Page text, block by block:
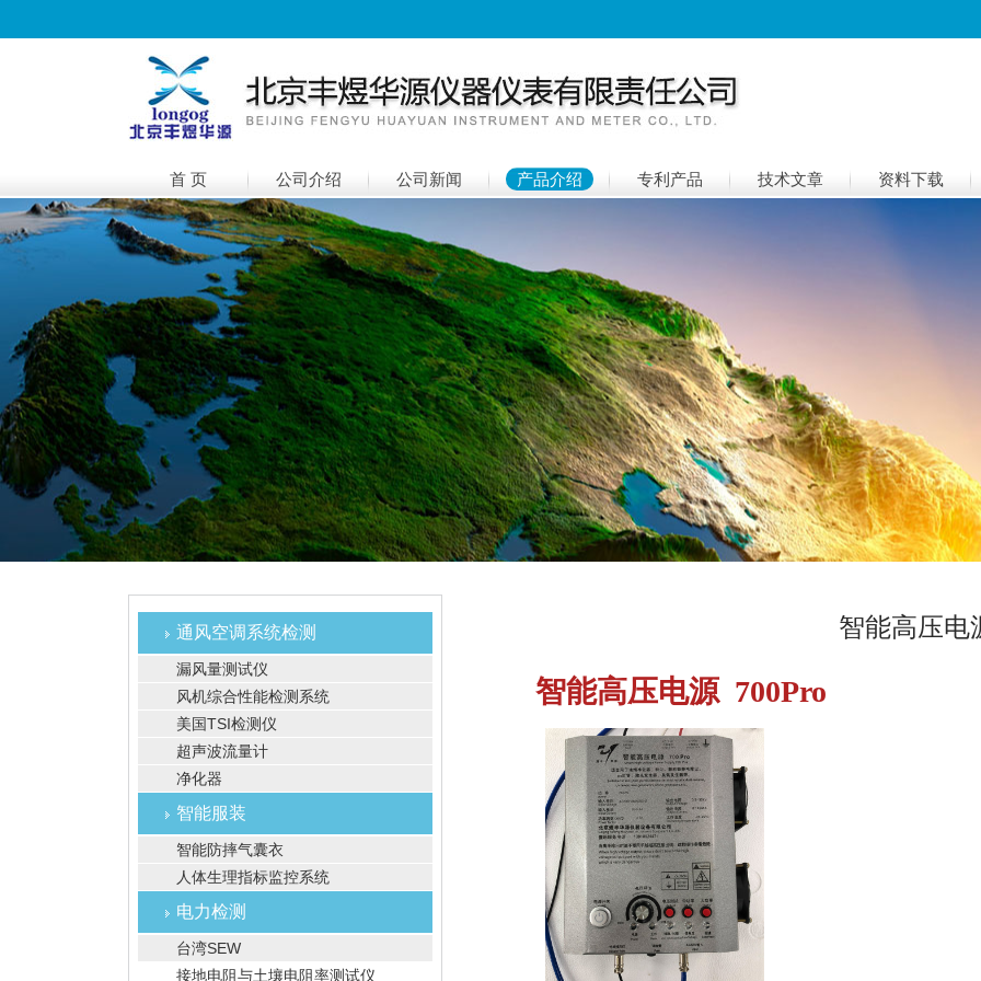
首 页 公司介绍 公司新闻 产品介绍 专利产品 技术文章 资料下载
通风空调系统检测
漏风量测试仪
风机综合性能检测系统
美国TSI检测仪
超声波流量计
净化器
智能服装
智能防摔气囊衣
人体生理指标监控系统
电力检测
台湾SEW
接地电阻与土壤电阻率测试仪
智能高压电
智能高压电源 700Pro